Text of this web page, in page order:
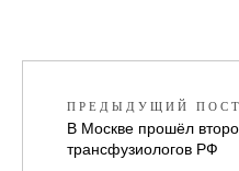
ПРЕДЫДУЩИЙ ПОСТ
В Москве прошёл
трансфузиологов РФ